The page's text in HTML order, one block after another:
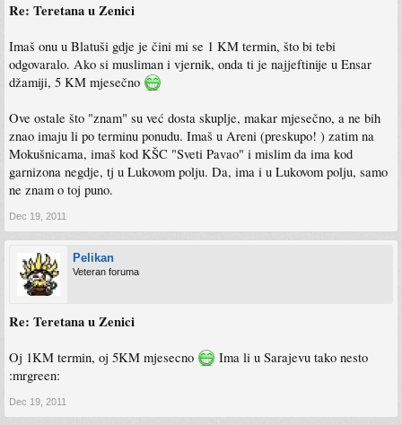
Re: Teretana u Zenici
Imaš onu u Blatuši gdje je čini mi se 1 KM termin, što bi tebi
odgovaralo. Ako si musliman i vjernik, onda ti je najjeftinije u Ensar
džamiji, 5 KM mjesečno
Ove ostale što "znam" su već dosta skuplje, makar mjesečno, a ne bih
znao imaju li po terminu ponudu. Imaš u Areni (preskupo! ) zatim na
Mokušnicama, imaš kod KŠC "Sveti Pavao" i mislim da ima kod
garnizona negdje, tj u Lukovom polju. Da, ima i u Lukovom polju, samo
ne znam o toj puno.
Dec 19, 2011
Pelikan
Veteran foruma
Re: Teretana u Zenici
Oj 1KM termin, oj 5KM mjesecno
Ima li u Sarajevu tako nesto
:mrgreen:
Dec 19, 2011